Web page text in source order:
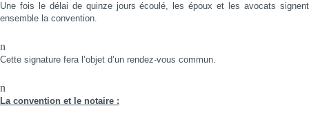
Une fois le délai de quinze jours écoulé, les époux et les avocats signent
ensemble la convention.
n
Cette signature fera l’objet d’un rendez-vous commun.
n
La convention et le notaire :